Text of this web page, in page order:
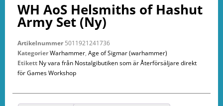
WH AoS Helsmiths of Hashut
Army Set (Ny)
Artikelnummer 5011921241736
KategorierWarhammer, Age of Sigmar (warhammer)
Etikett Ny vara från Nostalgibutiken som är Återförsäljare direkt
för Games Workshop